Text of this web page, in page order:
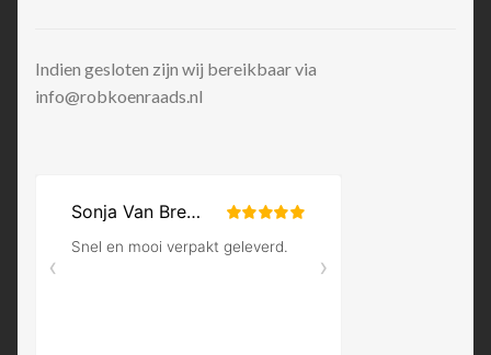
Indien gesloten zijn wij bereikbaar via
info@robkoenraads.nl